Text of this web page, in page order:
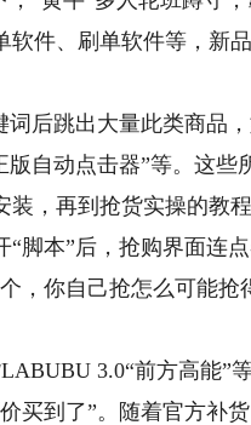
件、刷单软件等，新
后跳出大量此类商品，
自动点击器”等。这些
，再到抢货实操的教程
本”后，抢购界面连点
，你自己抢怎么可能抢
3.0“前方高能”
买到了”。随着官方补